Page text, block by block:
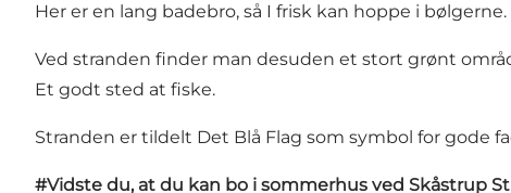
Her er en lang badebro, så I frisk kan hoppe i bølgerne.
Ved stranden finder man desuden et stort grønt
Et godt sted at fiske.
Stranden er tildelt Det Blå Flag som symbol for gode
#Vidste du, at du kan bo i sommerhus ved Skåstrup